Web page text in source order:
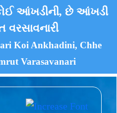
આંખડીની, છે આંખડી
Koi Ankhadini, Chhe
Varasavanari